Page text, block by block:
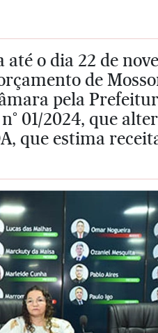
até o dia 22 de
de
pela
01/2024, que
que estima